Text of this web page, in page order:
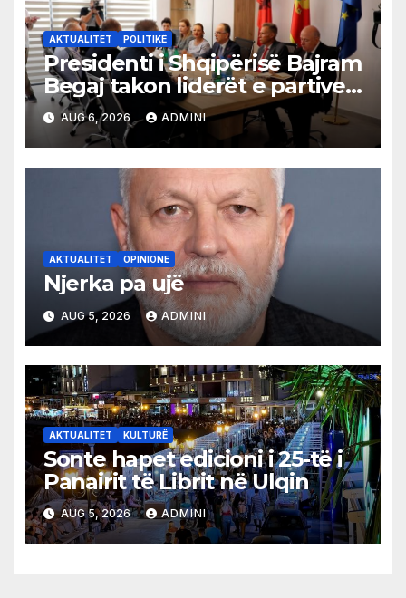
AKTUALITET POLITIKË
Presidenti i Shqipërisë Bajram
Begaj takon liderët e partive
shqiptare në Ulqin
AUG 6, 2026 ADMINI
AKTUALITET OPINIONE
Njerka pa ujë
AUG 5, 2026 ADMINI
AKTUALITET KULTURË
Sonte hapet edicioni i 25-të i
Panairit të Librit në Ulqin
AUG 5, 2026 ADMINI